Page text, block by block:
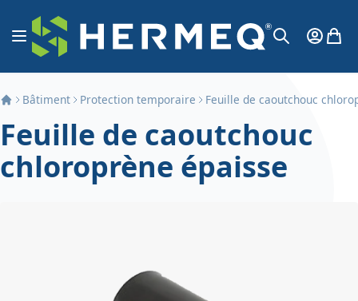
Aller au contenu
Affichage navigation
MonMon
Bâtiment Protection temporaire Feuille de caoutchouc
Feuille de caoutchouc
chloroprène épaisse